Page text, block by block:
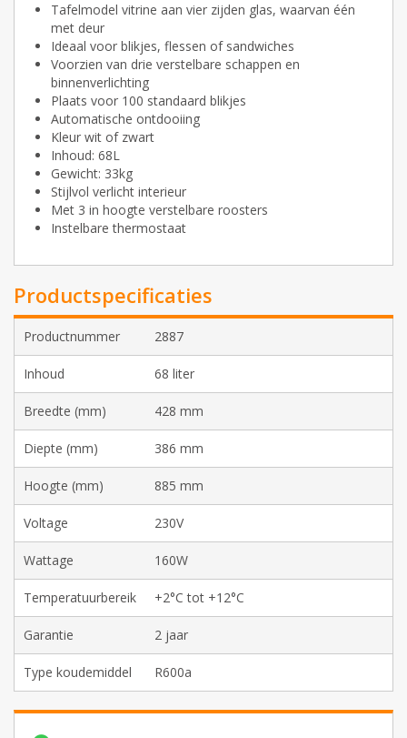
Tafelmodel vitrine aan vier zijden glas, waarvan één
met deur
Ideaal voor blikjes, flessen of sandwiches
Voorzien van drie verstelbare schappen en
binnenverlichting
Plaats voor 100 standaard blikjes
Automatische ontdooiing
Kleur wit of zwart
Inhoud: 68L
Gewicht: 33kg
Stijlvol verlicht interieur
Met 3 in hoogte verstelbare roosters
Instelbare thermostaat
Productspecificaties
Productnummer 2887
Inhoud 68 liter
Breedte (mm) 428 mm
Diepte (mm) 386 mm
Hoogte (mm) 885 mm
Voltage 230V
Wattage 160W
Temperatuurbereik +2°C tot +12°C
Garantie 2 jaar
Type koudemiddel R600a